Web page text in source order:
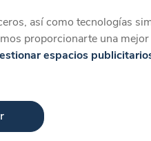
Iniciar sesión
así como tecnologías
proporcionarte una mejor
espacios